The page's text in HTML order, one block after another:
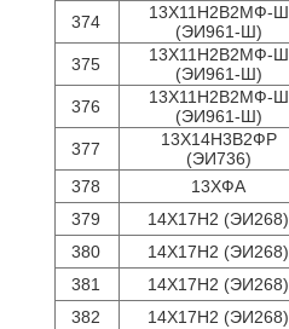
374
13Х11Н2В2МФ-Ш
(ЭИ961-Ш)
375
13Х11Н2В2МФ-Ш
(ЭИ961-Ш)
376
13Х11Н2В2МФ-Ш
(ЭИ961-Ш)
377
13Х14Н3В2ФР
(ЭИ736)
378
13ХФА
379
14Х17Н2 (ЭИ268)
380
14Х17Н2 (ЭИ268)
381
14Х17Н2 (ЭИ268)
382
14Х17Н2 (ЭИ268)